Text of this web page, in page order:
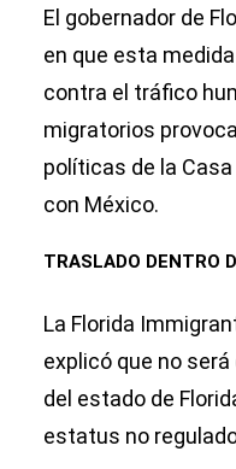
El gobernador de
en que esta
contra el tráfico
migratorios
políticas de la
con México.
TRASLADO DENTRO
La Florida
explicó que no
del estado de
estatus no